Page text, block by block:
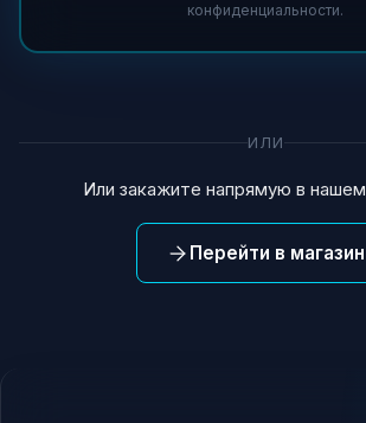
конфиденциальности.
ИЛИ
Или закажите напрямую в нашем
Перейти в магазин